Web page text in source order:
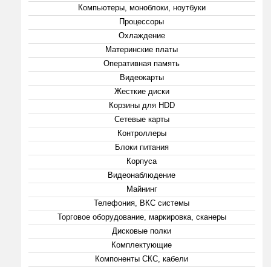
Компьютеры, моноблоки, ноутбуки
Процессоры
Охлаждение
Материнские платы
Оперативная память
Видеокарты
Жесткие диски
Корзины для HDD
Сетевые карты
Контроллеры
Блоки питания
Корпуса
Видеонаблюдение
Майнинг
Телефония, ВКС системы
Торговое оборудование, маркировка, сканеры
Дисковые полки
Комплектующие
Компоненты СКС, кабели